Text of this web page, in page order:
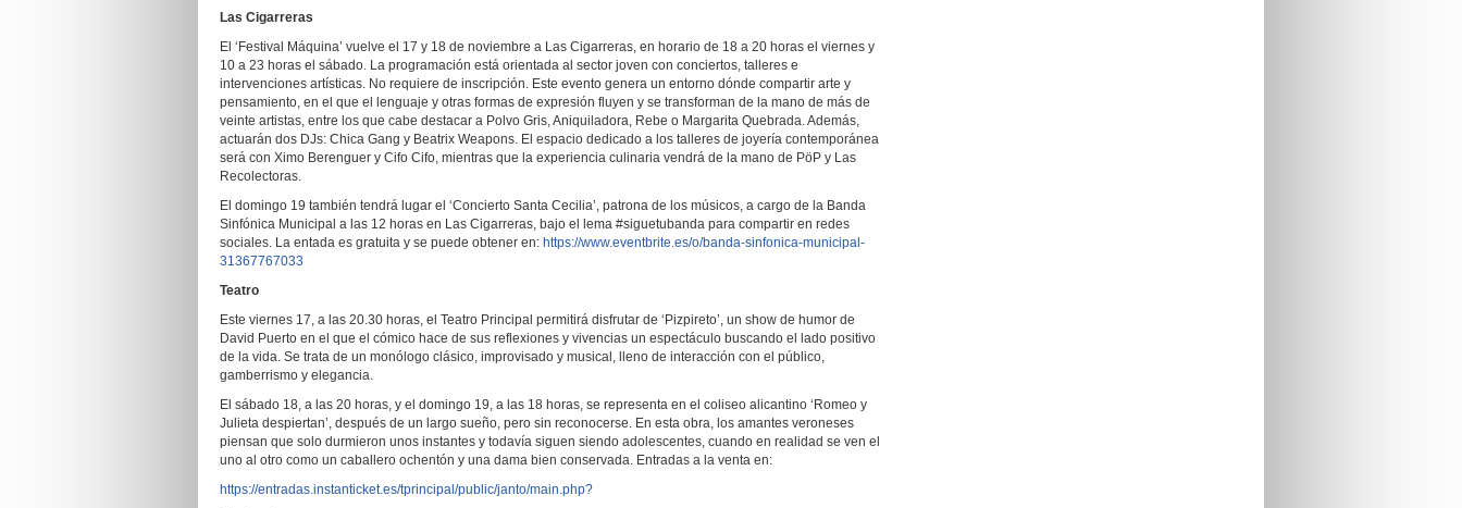
Las Cigarreras
El ‘Festival Máquina’ vuelve el 17 y 18 de noviembre a Las Cigarreras, en horario de 18 a 20 horas el viernes y
10 a 23 horas el sábado. La programación está orientada al sector joven con conciertos, talleres e
intervenciones artísticas. No requiere de inscripción. Este evento genera un entorno dónde compartir arte y
pensamiento, en el que el lenguaje y otras formas de expresión fluyen y se transforman de la mano de más de
veinte artistas, entre los que cabe destacar a Polvo Gris, Aniquiladora, Rebe o Margarita Quebrada. Además,
actuarán dos DJs: Chica Gang y Beatrix Weapons. El espacio dedicado a los talleres de joyería contemporánea
será con Ximo Berenguer y Cifo Cifo, mientras que la experiencia culinaria vendrá de la mano de PöP y Las
Recolectoras.
El domingo 19 también tendrá lugar el ‘Concierto Santa Cecilia’, patrona de los músicos, a cargo de la Banda
Sinfónica Municipal a las 12 horas en Las Cigarreras, bajo el lema #siguetubanda para compartir en redes
sociales. La entada es gratuita y se puede obtener en: https://www.eventbrite.es/o/banda-sinfonica-municipal-
31367767033
Teatro
Este viernes 17, a las 20.30 horas, el Teatro Principal permitirá disfrutar de ‘Pizpireto’, un show de humor de
David Puerto en el que el cómico hace de sus reflexiones y vivencias un espectáculo buscando el lado positivo
de la vida. Se trata de un monólogo clásico, improvisado y musical, lleno de interacción con el público,
gamberrismo y elegancia.
El sábado 18, a las 20 horas, y el domingo 19, a las 18 horas, se representa en el coliseo alicantino ‘Romeo y
Julieta despiertan’, después de un largo sueño, pero sin reconocerse. En esta obra, los amantes veroneses
piensan que solo durmieron unos instantes y todavía siguen siendo adolescentes, cuando en realidad se ven el
uno al otro como un caballero ochentón y una dama bien conservada. Entradas a la venta en:
https://entradas.instanticket.es/tprincipal/public/janto/main.php?